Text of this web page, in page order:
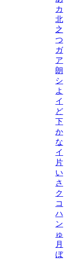
カ
北
之
つ
ガ
ア
朗
シ
よ
イ
ど
下
か
な
イ
片
い
さ
ク
コ
ハ
ン
ゅ
月
ぼ